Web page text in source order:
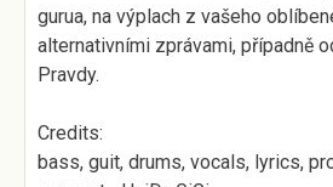
gurua, na výplach z vašeho
alternativními zprávami, případně
Pravdy.
Credits:
bass, guit, drums, vocals, lyrics,